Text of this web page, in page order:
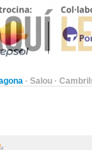
· Salou ·